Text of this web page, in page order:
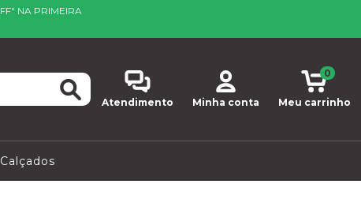
NA PRIMEIRA
Atendimento Minha conta Meu carrinho
0
Calçados